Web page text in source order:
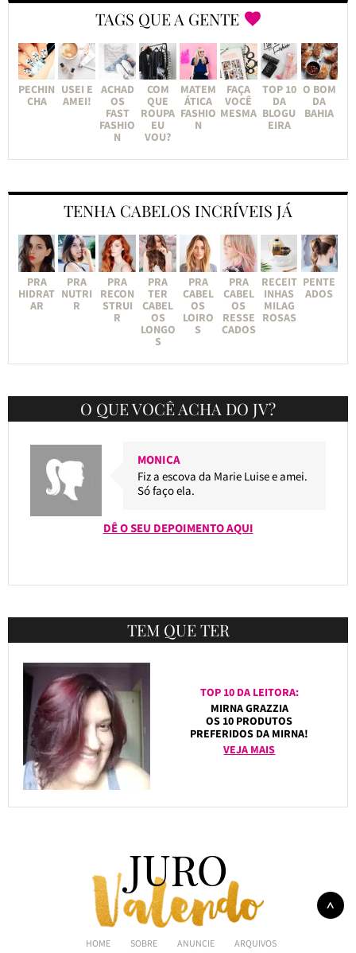
TAGS QUE A GENTE
PECHIN
CHA
USEI E
AMEI!
ACHAD
OS
FAST
FASHIO
N
COM
QUE
ROUPA
EU
VOU?
MATEM
ÁTICA
FASHIO
N
FAÇA
VOCÊ
MESMA
TOP 10
DA
BLOGU
EIRA
O BOM
DA
BAHIA
TENHA CABELOS INCRÍVEIS JÁ
PRA
HIDRAT
AR
PRA
NUTRI
R
PRA
RECON
STRUI
R
PRA
TER
CABEL
OS
LONGO
S
PRA
CABEL
OS
LOIRO
S
PRA
CABEL
OS
RESSE
CADOS
RECEIT
INHAS
MILAG
ROSAS
PENTE
ADOS
O QUE VOCÊ ACHA DO JV?
MONICA
Fiz a escova da Marie Luise e amei.
Só faço ela.
DÊ O SEU DEPOIMENTO AQUI
TEM QUE TER
TOP 10 DA LEITORA:
MIRNA GRAZZIA
OS 10 PRODUTOS
PREFERIDOS DA MIRNA!
VEJA MAIS
HOME SOBRE ANUNCIE ARQUIVOS